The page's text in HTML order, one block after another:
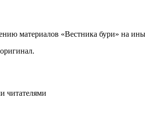
материалов «Вестника бури» на
читателями